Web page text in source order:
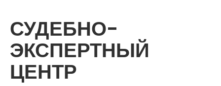
СУДЕБНО-
ЭКСПЕРТНЫЙ
ЦЕНТР